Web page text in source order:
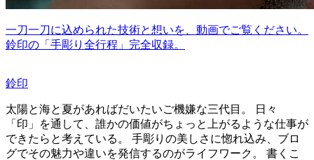
一刀一刀に込められた技術と想いを、動画でご覧ください。
鈴印の「手彫り全行程」完全収録。
鈴印
太陽と海と夏があればだいたいご機嫌な三代目。 日々
「印」を通して、誰かの価値がちょっと上がるような仕事が
できたらと考えている。 手彫りの美しさに惚れ込み、ブロ
グでその魅力や違いを発信するのがライフワーク。 書くこ